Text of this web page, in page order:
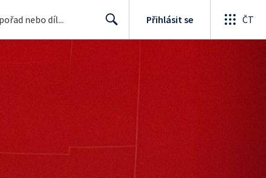
Přihlásit se ČT